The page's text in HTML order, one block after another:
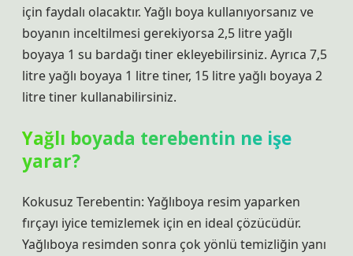
için faydalı olacaktır. Yağlı boya kullanıyorsanız ve
boyanın inceltilmesi gerekiyorsa 2,5 litre yağlı
boyaya 1 su bardağı tiner ekleyebilirsiniz. Ayrıca 7,5
litre yağlı boyaya 1 litre tiner, 15 litre yağlı boyaya 2
litre tiner kullanabilirsiniz.
Yağlı boyada terebentin ne işe
yarar?
Kokusuz Terebentin: Yağlıboya resim yaparken
fırçayı iyice temizlemek için en ideal çözücüdür.
Yağlıboya resimden sonra çok yönlü temizliğin yanı